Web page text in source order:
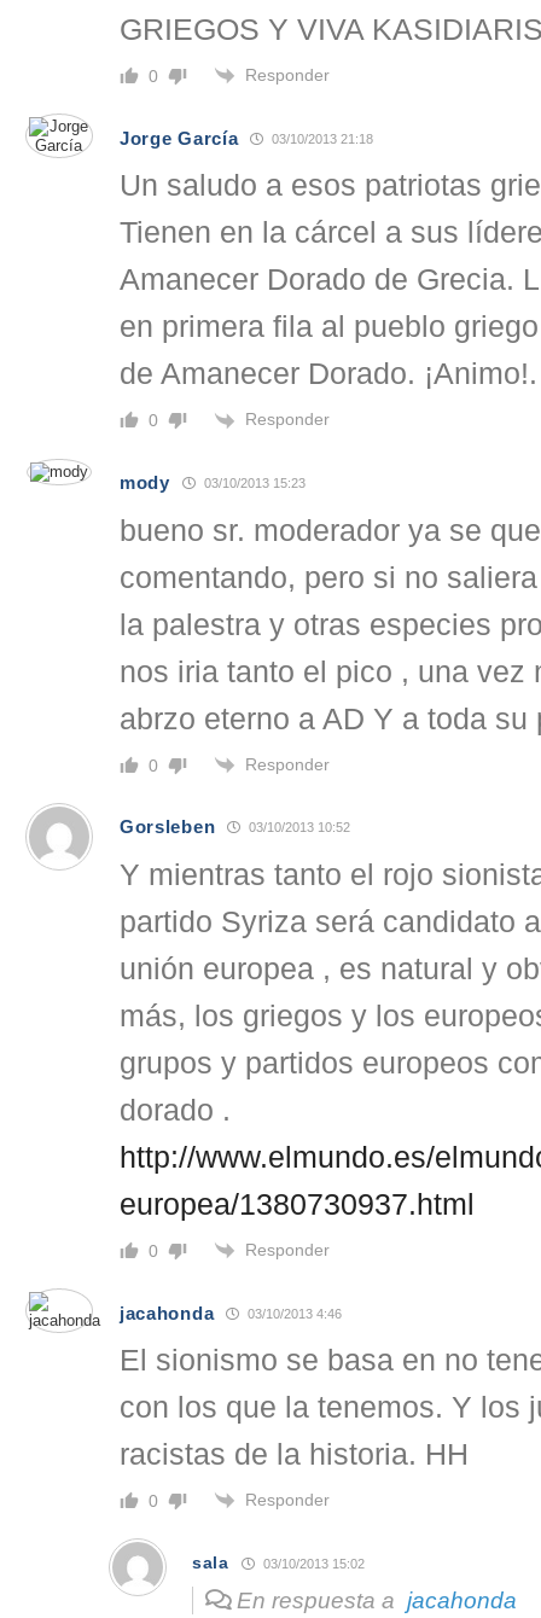
GRIEGOS Y VIVA
0 Responder
Jorge García 03/10/2013 21:18
Un saludo a esos patriotas
Tienen en la cárcel a sus
Amanecer Dorado de Grecia.
en primera fila al pueblo
de Amanecer Dorado. ¡Animo!.
0 Responder
mody 03/10/2013 15:23
bueno sr. moderador ya se
comentando, pero si no
la palestra y otras especies
nos iria tanto el pico , una vez
abrzo eterno a AD Y a toda su
0 Responder
Gorsleben 03/10/2013 10:52
Y mientras tanto el rojo
partido Syriza será candidato
unión europea , es natural y
más, los griegos y los
grupos y partidos europeos
dorado .
http://www.elmundo.es/
europea/1380730937.html
0 Responder
jacahonda 03/10/2013 4:46
El sionismo se basa en no
con los que la tenemos. Y los
racistas de la historia. HH
0 Responder
sala 03/10/2013 15:02
En respuesta a jacahonda